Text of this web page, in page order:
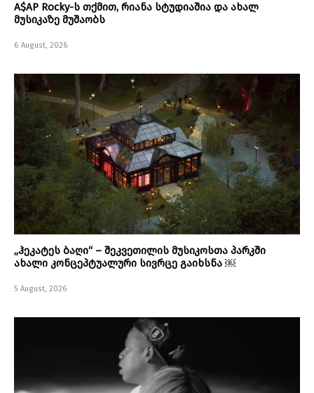
A$AP Rocky-ს თქმით, რიანა სტუდიაშია და ახალ
მუსიკაზე მუშაობს
6 August, 2026
„ჰეკატეს ბაღი“ – შეკვეთილის მუსიკოსთა პარკში
ახალი კონცეპტუალური სივრცე გაიხსნა ￼
5 August, 2026